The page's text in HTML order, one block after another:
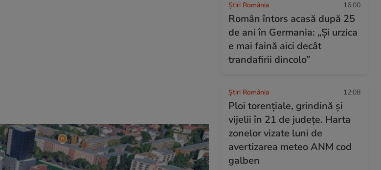
Știri România 16:00
Român întors acasă după 25
de ani în Germania: „Și urzica
e mai faină aici decât
trandafirii dincolo”
Știri România 12:08
Ploi torențiale, grindină și
vijelii în 21 de județe. Harta
zonelor vizate luni de
avertizarea meteo ANM cod
galben